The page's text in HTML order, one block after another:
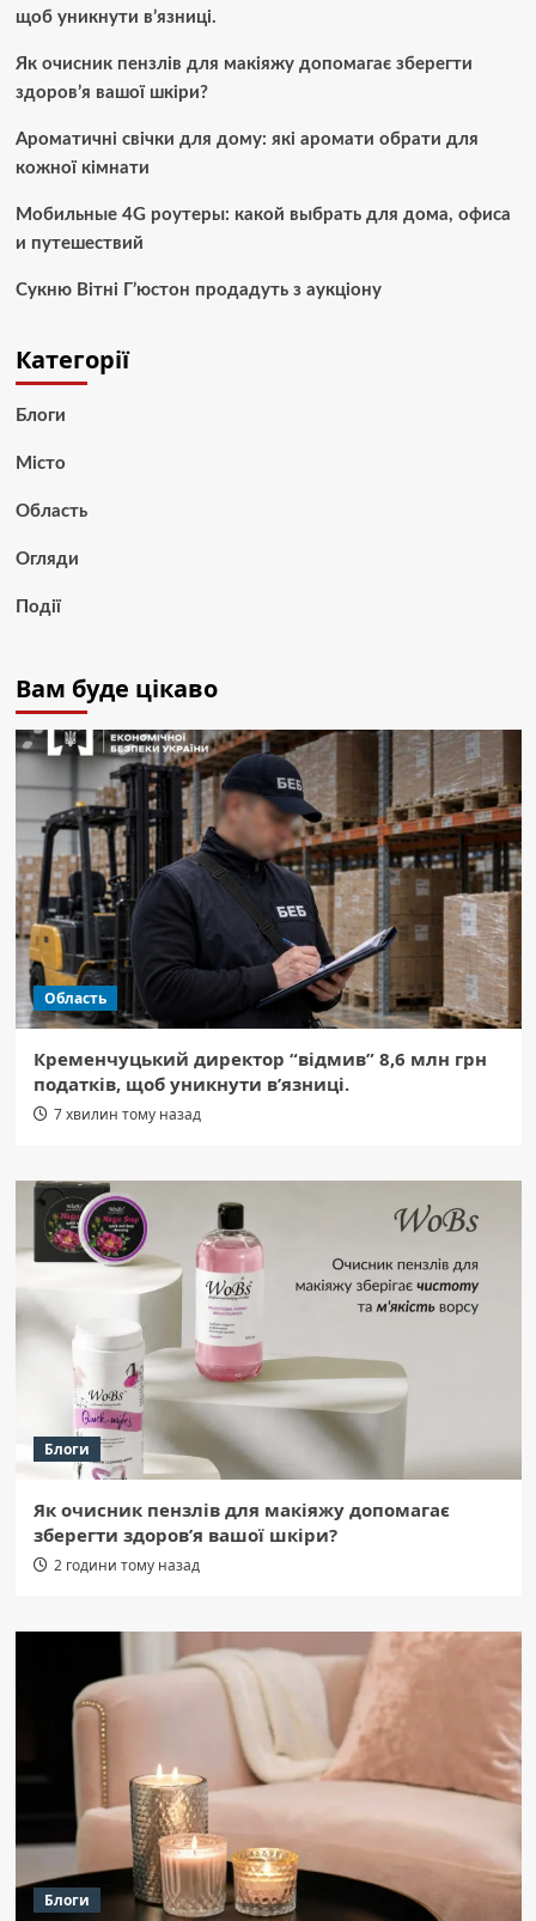
щоб уникнути в’язниці.
Як очисник пензлів для макіяжу допомагає зберегти
здоров’я вашої шкіри?
Ароматичні свічки для дому: які аромати обрати для
кожної кімнати
Мобильные 4G роутеры: какой выбрать для дома, офиса
и путешествий
Сукню Вітні Г’юстон продадуть з аукціону
Категорії
Блоги
Місто
Область
Огляди
Події
Вам буде цікаво
Область
Кременчуцький директор “відмив” 8,6 млн грн
податків, щоб уникнути в’язниці.
7 хвилин тому назад
Блоги
Як очисник пензлів для макіяжу допомагає
зберегти здоров’я вашої шкіри?
2 години тому назад
Блоги